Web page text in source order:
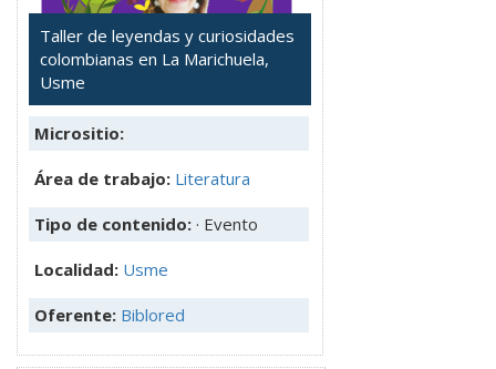
Taller de leyendas y curiosidades
colombianas en La Marichuela,
Usme
Micrositio:
Área de trabajo: Literatura
Tipo de contenido: · Evento
Localidad: Usme
Oferente: Biblored